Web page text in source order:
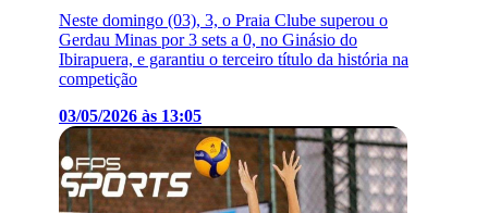
Neste domingo (03), 3, o Praia Clube superou o
Gerdau Minas por 3 sets a 0, no Ginásio do
Ibirapuera, e garantiu o terceiro título da história na
competição
03/05/2026 às 13:05